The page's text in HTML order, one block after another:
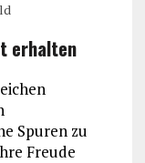
erhalten
Spuren zu
Freude